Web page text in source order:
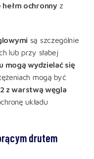
ochronnyz
są szczególnie
lub przy słabej
mogą wydzielać się
mogą być
z warstwą węgla
układu
drutem